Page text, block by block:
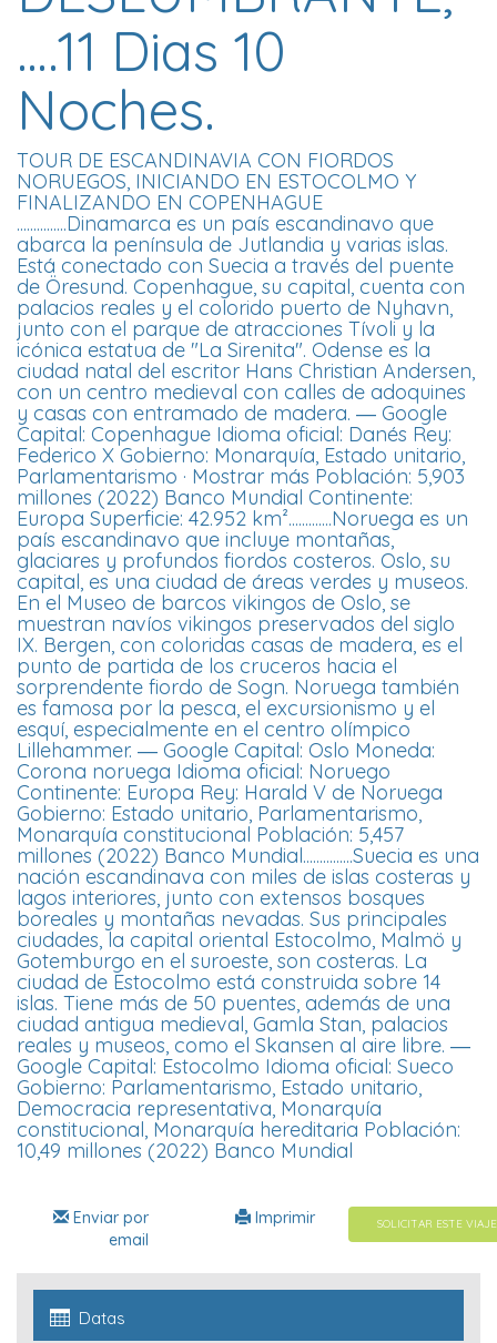
….11 Dias 10
Noches.
TOUR DE ESCANDINAVIA CON FIORDOS
NORUEGOS, INICIANDO EN ESTOCOLMO Y
FINALIZANDO EN COPENHAGUE
...............Dinamarca es un país escandinavo que
abarca la península de Jutlandia y varias islas.
Está conectado con Suecia a través del puente
de Öresund. Copenhague, su capital, cuenta con
palacios reales y el colorido puerto de Nyhavn,
junto con el parque de atracciones Tívoli y la
icónica estatua de "La Sirenita". Odense es la
ciudad natal del escritor Hans Christian Andersen,
con un centro medieval con calles de adoquines
y casas con entramado de madera. ― Google
Capital: Copenhague Idioma oficial: Danés Rey:
Federico X Gobierno: Monarquía, Estado unitario,
Parlamentarismo · Mostrar más Población: 5,903
millones (2022) Banco Mundial Continente:
Europa Superficie: 42.952 km².............Noruega es un
país escandinavo que incluye montañas,
glaciares y profundos fiordos costeros. Oslo, su
capital, es una ciudad de áreas verdes y museos.
En el Museo de barcos vikingos de Oslo, se
muestran navíos vikingos preservados del siglo
IX. Bergen, con coloridas casas de madera, es el
punto de partida de los cruceros hacia el
sorprendente fiordo de Sogn. Noruega también
es famosa por la pesca, el excursionismo y el
esquí, especialmente en el centro olímpico
Lillehammer. ― Google Capital: Oslo Moneda:
Corona noruega Idioma oficial: Noruego
Continente: Europa Rey: Harald V de Noruega
Gobierno: Estado unitario, Parlamentarismo,
Monarquía constitucional Población: 5,457
millones (2022) Banco Mundial...............Suecia es una
nación escandinava con miles de islas costeras y
lagos interiores, junto con extensos bosques
boreales y montañas nevadas. Sus principales
ciudades, la capital oriental Estocolmo, Malmö y
Gotemburgo en el suroeste, son costeras. La
ciudad de Estocolmo está construida sobre 14
islas. Tiene más de 50 puentes, además de una
ciudad antigua medieval, Gamla Stan, palacios
reales y museos, como el Skansen al aire libre. ―
Google Capital: Estocolmo Idioma oficial: Sueco
Gobierno: Parlamentarismo, Estado unitario,
Democracia representativa, Monarquía
constitucional, Monarquía hereditaria Población:
10,49 millones (2022) Banco Mundial
SOLICITAR ESTE VIAJE
Imprimir
Enviar por
email
Datas